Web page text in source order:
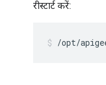
रीस्टार्ट करें:
/opt/